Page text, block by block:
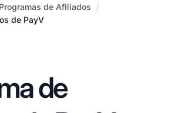
de Afiliados /
de PayV
de